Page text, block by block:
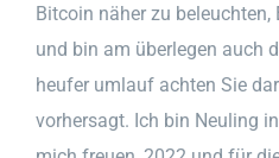
Bitcoin näher zu beleuchten,
und bin am überlegen auch
heufer umlauf achten Sie
vorhersagt. Ich bin Neuling